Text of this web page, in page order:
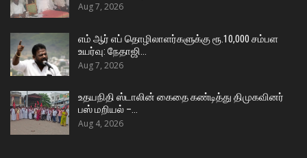
Aug 7, 2026
எம் ஆர் எப் தொழிலாளர்களுக்கு ரூ.10,000 சம்பள
உயர்வு: நேதாஜி…
Aug 7, 2026
உதயநிதி ஸ்டாலின் கைதை கண்டித்து திமுகவினர்
பஸ் மறியல் –…
Aug 4, 2026